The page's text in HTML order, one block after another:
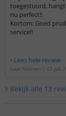
toegestuurd,
nu perfect!!
Kortom: Goed
service!!
Lees hele review
Luuk Niessen | 23 juli
Zilver'
Bekijk alle 13